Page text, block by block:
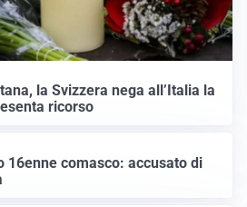
la Svizzera nega all’Italia la
ricorso
16enne comasco: accusato di